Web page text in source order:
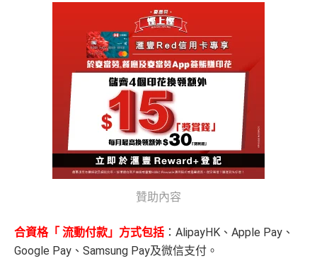
贊助內容
合資格「 流動付款」方式包括 ：AlipayHK、Apple Pay、
Google Pay、Samsung Pay及微信支付。